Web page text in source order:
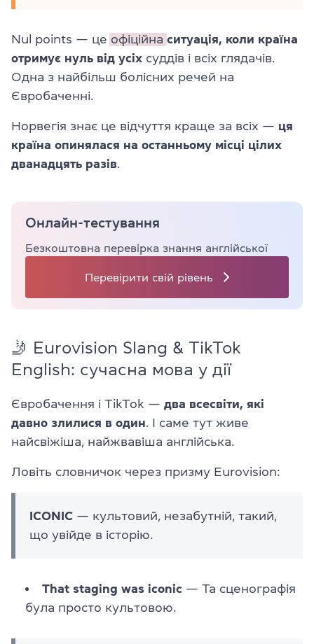
Nul points — це офіційна ситуація, коли країна
отримує нуль від усіх суддів і всіх глядачів.
Одна з найбільш болісних речей на
Євробаченні.
Норвегія знає це відчуття краще за всіх — ця
країна опинялася на останньому місці цілих
дванадцять разів.
Онлайн-тестування
Безкоштовна перевірка знання англійської
Перевірити свій рівень
🤳 Eurovision Slang & TikTok
English: сучасна мова у дії
Євробачення і TikTok — два всесвіти, які
давно злилися в один. І саме тут живе
найсвіжіша, найжвавіша англійська.
Ловіть словничок через призму Eurovision:
ICONIC — культовий, незабутній, такий,
що увійде в історію.
That staging was iconic — Та сценографія
була просто культовою.